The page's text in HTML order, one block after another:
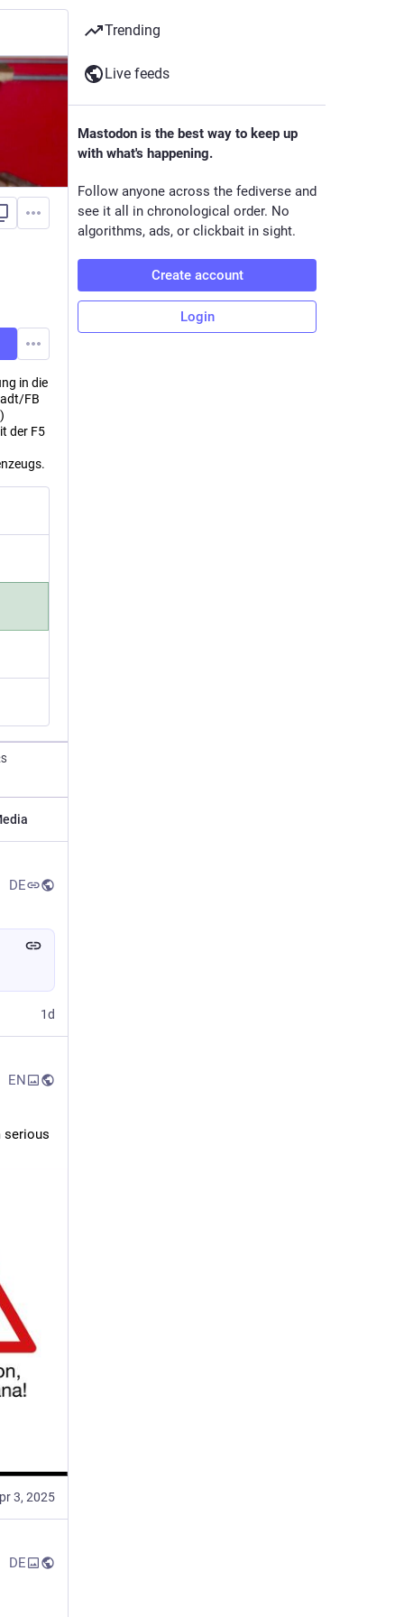
in die
FB
der F5
DE
1d
EN
serious
3, 2025
DE
Trending
Live feeds
Mastodon is the best way to keep up
with what's happening.
Follow anyone across the fediverse and
see it all in chronological order. No
algorithms, ads, or clickbait in sight.
Create account
Login